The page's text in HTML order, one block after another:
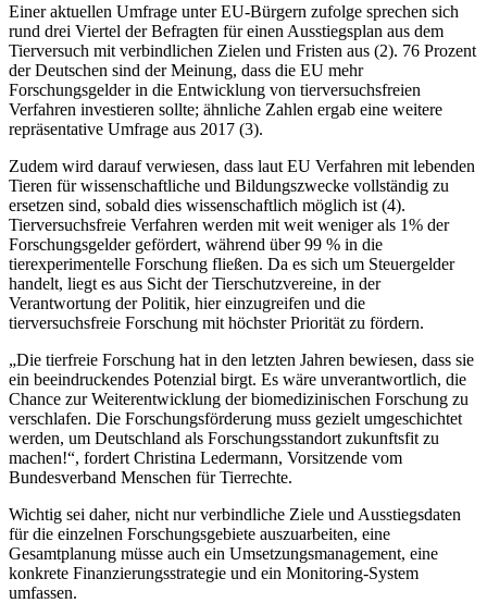
Einer aktuellen Umfrage unter EU-Bürgern zufolge sprechen sich
rund drei Viertel der Befragten für einen Ausstiegsplan aus dem
Tierversuch mit verbindlichen Zielen und Fristen aus (2). 76 Prozent
der Deutschen sind der Meinung, dass die EU mehr
Forschungsgelder in die Entwicklung von tierversuchsfreien
Verfahren investieren sollte; ähnliche Zahlen ergab eine weitere
repräsentative Umfrage aus 2017 (3).
Zudem wird darauf verwiesen, dass laut EU Verfahren mit lebenden
Tieren für wissenschaftliche und Bildungszwecke vollständig zu
ersetzen sind, sobald dies wissenschaftlich möglich ist (4).
Tierversuchsfreie Verfahren werden mit weit weniger als 1% der
Forschungsgelder gefördert, während über 99 % in die
tierexperimentelle Forschung fließen. Da es sich um Steuergelder
handelt, liegt es aus Sicht der Tierschutzvereine, in der
Verantwortung der Politik, hier einzugreifen und die
tierversuchsfreie Forschung mit höchster Priorität zu fördern.
„Die tierfreie Forschung hat in den letzten Jahren bewiesen, dass sie
ein beeindruckendes Potenzial birgt. Es wäre unverantwortlich, die
Chance zur Weiterentwicklung der biomedizinischen Forschung zu
verschlafen. Die Forschungsförderung muss gezielt umgeschichtet
werden, um Deutschland als Forschungsstandort zukunftsfit zu
machen!“, fordert Christina Ledermann, Vorsitzende vom
Bundesverband Menschen für Tierrechte.
Wichtig sei daher, nicht nur verbindliche Ziele und Ausstiegsdaten
für die einzelnen Forschungsgebiete auszuarbeiten, eine
Gesamtplanung müsse auch ein Umsetzungsmanagement, eine
konkrete Finanzierungsstrategie und ein Monitoring-System
umfassen.